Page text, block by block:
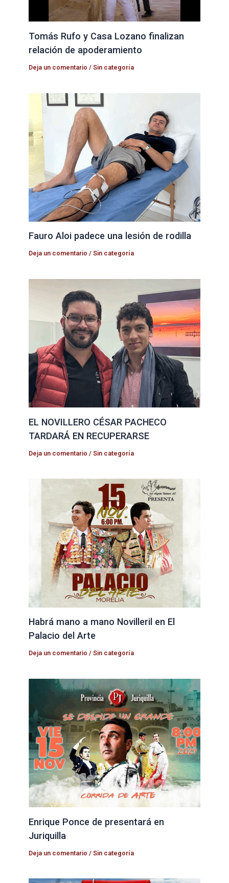
Tomás Rufo y Casa Lozano finalizan
relación de apoderamiento
Deja un comentario /Sin categoría
Fauro Aloi padece una lesión de rodilla
Deja un comentario /Sin categoría
EL NOVILLERO CÉSAR PACHECO
TARDARÁ EN RECUPERARSE
Deja un comentario /Sin categoría
Habrá mano a mano Novilleril en El
Palacio del Arte
Deja un comentario /Sin categoría
Enrique Ponce de presentará en
Juriquilla
Deja un comentario /Sin categoría